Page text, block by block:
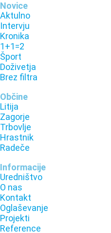
Novice
Aktulno
Intervju
Kronika
1+1=2
Šport
Doživetja
Brez filtra
Občine
Litija
Zagorje
Trbovlje
Hrastnik
Radeče
Informacije
Uredništvo
O nas
Kontakt
Oglaševanje
Projekti
Reference